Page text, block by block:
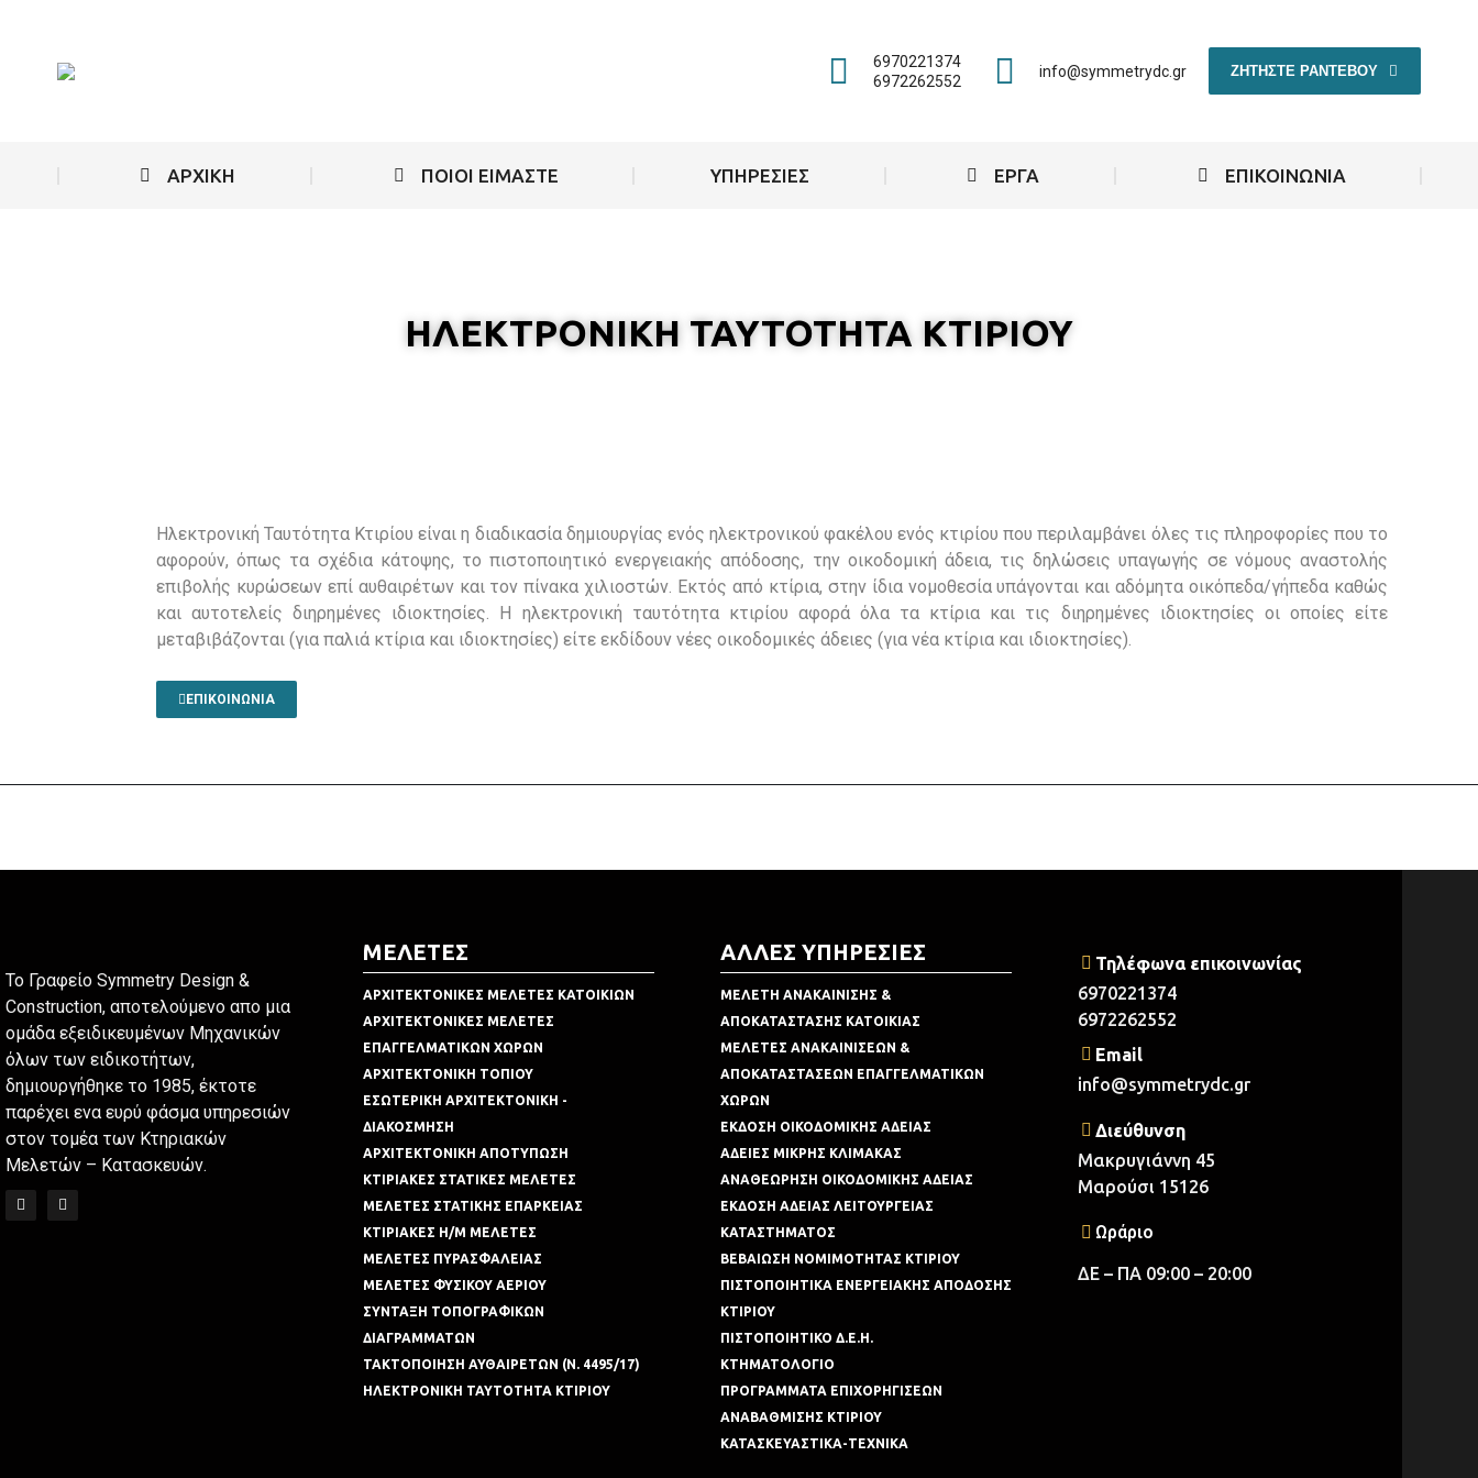
6970221374
6972262552
info@symmetrydc.gr ΖΗΤΗΣΤΕ ΡΑΝΤΕΒΟΥ
ΑΡΧΙΚΗ ΠΟΙΟΙ ΕΙΜΑΣΤΕ ΥΠΗΡΕΣΙΕΣ ΕΡΓΑ ΕΠΙΚΟΙΝΩΝΙΑ
ΗΛΕΚΤΡΟΝΙΚΗ ΤΑΥΤΟΤΗΤΑ ΚΤΙΡΙΟΥ
Ηλεκτρονική Ταυτότητα Κτιρίου είναι η διαδικασία δημιουργίας ενός ηλεκτρονικού φακέλου ενός κτιρίου που περιλαμβάνει όλες τις πληροφορίες που το
αφορούν, όπως τα σχέδια κάτοψης, το πιστοποιητικό ενεργειακής απόδοσης, την οικοδομική άδεια, τις δηλώσεις υπαγωγής σε νόμους αναστολής
επιβολής κυρώσεων επί αυθαιρέτων και τον πίνακα χιλιοστών. Εκτός από κτίρια, στην ίδια νομοθεσία υπάγονται και αδόμητα οικόπεδα/γήπεδα καθώς
και αυτοτελείς διηρημένες ιδιοκτησίες. Η ηλεκτρονική ταυτότητα κτιρίου αφορά όλα τα κτίρια και τις διηρημένες ιδιοκτησίες οι οποίες είτε
μεταβιβάζονται (για παλιά κτίρια και ιδιοκτησίες) είτε εκδίδουν νέες οικοδομικές άδειες (για νέα κτίρια και ιδιοκτησίες).
ΕΠΙΚΟΙΝΩΝΙΑ
To Γραφείο Symmetry Design &
Construction, αποτελούμενο απο μια
ομάδα εξειδικευμένων Μηχανικών
όλων των ειδικοτήτων,
δημιουργήθηκε το 1985, έκτοτε
παρέχει ενα ευρύ φάσμα υπηρεσιών
στον τομέα των Κτηριακών
Μελετών – Κατασκευών.
ΜΕΛΕΤΕΣ
ΑΡΧΙΤΕΚΤΟΝΙΚΕΣ ΜΕΛΕΤΕΣ ΚΑΤΟΙΚΙΩΝ
ΑΡΧΙΤΕΚΤΟΝΙΚΕΣ ΜΕΛΕΤΕΣ
ΕΠΑΓΓΕΛΜΑΤΙΚΩΝ ΧΩΡΩΝ
ΑΡΧΙΤΕΚΤΟΝΙΚΗ ΤΟΠΙΟΥ
ΕΣΩΤΕΡΙΚΗ ΑΡΧΙΤΕΚΤΟΝΙΚΗ -
ΔΙΑΚΟΣΜΗΣΗ
ΑΡΧΙΤΕΚΤΟΝΙΚΗ ΑΠΟΤΥΠΩΣΗ
ΚΤΙΡΙΑΚΕΣ ΣΤΑΤΙΚΕΣ ΜΕΛΕΤΕΣ
ΜΕΛΕΤΕΣ ΣΤΑΤΙΚΗΣ ΕΠΑΡΚΕΙΑΣ
ΚΤΙΡΙΑΚΕΣ Η/Μ ΜΕΛΕΤΕΣ
ΜΕΛΕΤΕΣ ΠΥΡΑΣΦΑΛΕΙΑΣ
ΜΕΛΕΤΕΣ ΦΥΣΙΚΟΥ ΑΕΡΙΟΥ
ΣΥΝΤΑΞΗ ΤΟΠΟΓΡΑΦΙΚΩΝ
ΔΙΑΓΡΑΜΜΑΤΩΝ
ΤΑΚΤΟΠΟΙΗΣΗ ΑΥΘΑΙΡΕΤΩΝ (Ν. 4495/17)
ΗΛΕΚΤΡΟΝΙΚΗ ΤΑΥΤΟΤΗΤΑ ΚΤΙΡΙΟΥ
ΑΛΛΕΣ ΥΠΗΡΕΣΙΕΣ
ΜΕΛΕΤΗ ΑΝΑΚΑΙΝΙΣΗΣ &
ΑΠΟΚΑΤΑΣΤΑΣΗΣ ΚΑΤΟΙΚΙΑΣ
ΜΕΛΕΤΕΣ ΑΝΑΚΑΙΝΙΣΕΩΝ &
ΑΠΟΚΑΤΑΣΤΑΣΕΩΝ ΕΠΑΓΓΕΛΜΑΤΙΚΩΝ
ΧΩΡΩΝ
ΕΚΔΟΣΗ ΟΙΚΟΔΟΜΙΚΗΣ ΑΔΕΙΑΣ
ΑΔΕΙΕΣ ΜΙΚΡΗΣ ΚΛΙΜΑΚΑΣ
ΑΝΑΘΕΩΡΗΣΗ ΟΙΚΟΔΟΜΙΚΗΣ ΑΔΕΙΑΣ
ΕΚΔΟΣΗ ΑΔΕΙΑΣ ΛΕΙΤΟΥΡΓΕΙΑΣ
ΚΑΤΑΣΤΗΜΑΤΟΣ
ΒΕΒΑΙΩΣΗ ΝΟΜΙΜΟΤΗΤΑΣ ΚΤΙΡΙΟΥ
ΠΙΣΤΟΠΟΙΗΤΙΚΑ ΕΝΕΡΓΕΙΑΚΗΣ ΑΠΟΔΟΣΗΣ
ΚΤΙΡΙΟΥ
ΠΙΣΤΟΠΟΙΗΤΙΚΟ Δ.Ε.Η.
ΚΤΗΜΑΤΟΛΟΓΙΟ
ΠΡΟΓΡΑΜΜΑΤΑ ΕΠΙΧΟΡΗΓΙΣΕΩΝ
ΑΝΑΒΑΘΜΙΣΗΣ ΚΤΙΡΙΟΥ
ΚΑΤΑΣΚΕΥΑΣΤΙΚΑ-ΤΕΧΝΙΚΑ
Τηλέφωνα επικοινωνίας
6970221374
6972262552
Email
info@symmetrydc.gr
Διεύθυνση
Μακρυγιάννη 45
Μαρούσι 15126
Ωράριο
ΔΕ – ΠΑ 09:00 – 20:00